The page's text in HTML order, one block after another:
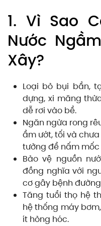
1. Vì Sao
Nước
Xây?
Loại bỏ bụi bẩn,
dựng, xi măng
dễ rơi vào bể.
Ngăn ngừa rong
ẩm ướt, tối và
tưởng để nấm
Bảo vệ nguồn
đồng nghĩa với
cơ gây bệnh
Tăng tuổi thọ hệ
hệ thống máy
ít hỏng hóc.